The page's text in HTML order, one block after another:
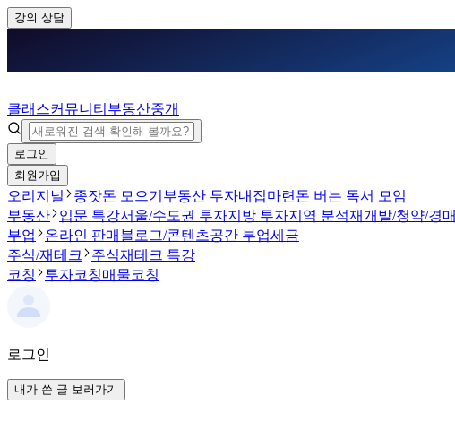
강의 상담
클래스커뮤니티 부동산중개
로그인
회원가입
오리지널 종잣돈 모으기 부동산 투자내집마련 돈 버는 독서 모임
부동산
입문 특강서울/수도권 투자지방 투자지역 분석재개발/청약/경매
부업
온라인 판매 블로그/콘텐츠공간 부업세금
주식/재테크
주식재테크 특강
코칭
투자코칭매물코칭
로그인
내가 쓴 글 보러가기